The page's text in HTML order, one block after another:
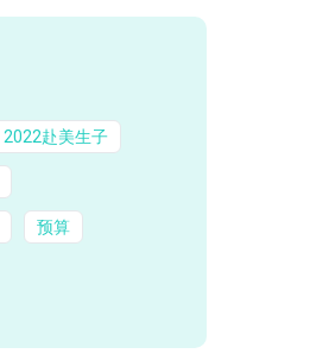
2022赴美生子
预算